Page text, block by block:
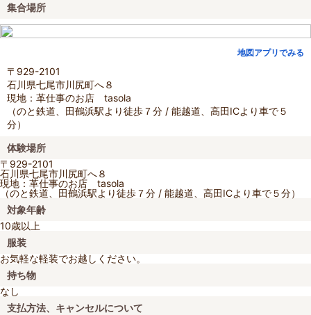
集合場所
地図アプリでみる
〒929-2101
石川県七尾市川尻町へ８
現地：革仕事のお店 tasola
（のと鉄道、田鶴浜駅より徒歩７分 / 能越道、高田ICより車で５
分）
体験場所
〒929-2101
石川県七尾市川尻町へ８
現地：革仕事のお店 tasola
（のと鉄道、田鶴浜駅より徒歩７分 / 能越道、高田ICより車で５分）
対象年齢
10歳以上
服装
お気軽な軽装でお越しください。
持ち物
なし
支払方法、キャンセルについて